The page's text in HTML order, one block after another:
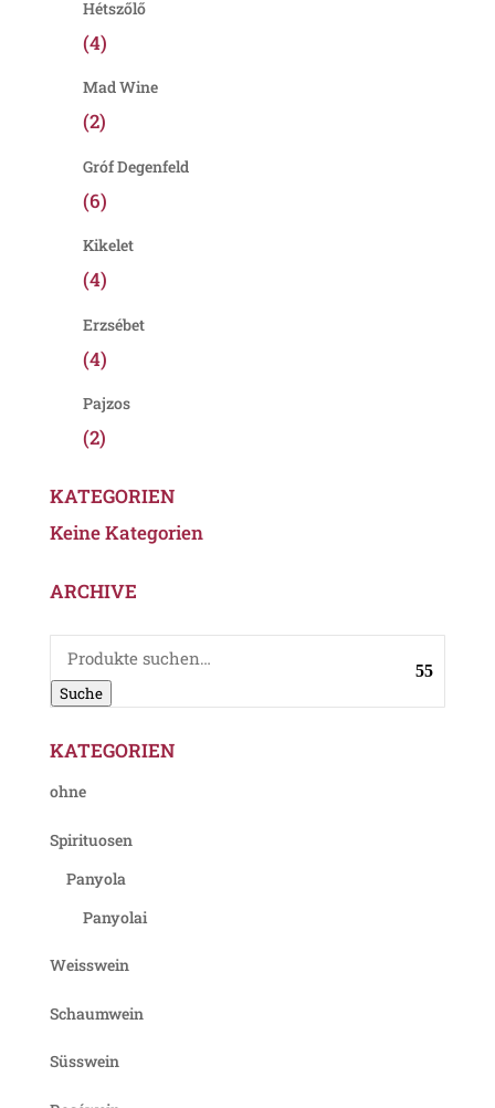
Hétszőlő
(4)
Mad Wine
(2)
Gróf Degenfeld
(6)
Kikelet
(4)
Erzsébet
(4)
Pajzos
(2)
KATEGORIEN
Keine Kategorien
ARCHIVE
Suche
nach:
Suche
KATEGORIEN
ohne
Spirituosen
Panyola
Panyolai
Weisswein
Schaumwein
Süsswein